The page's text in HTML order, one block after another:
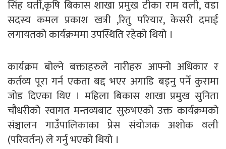
सिंह घर्ती,कृषि बिकास शाखा प्रमुख टीका राम वली, वडा
सदस्य कमल प्रकाश खत्री ,रितु परियार, केसरी दमाई
लगायतको कार्यक्रममा उपस्थिति रहेको थियो ।
कार्यक्रम बोल्ने बक्ताहरुले नारीहरु आफ्नो अधिकार र
कर्तव्य पूरा गर्न एकता बद्द भएर अगाडि बड्नु पर्ने कुरामा
जोड दिएका थिए । महिला बिकास शाखा प्रमुख सुनिता
चौधरीको स्वागत मन्तव्यबाट सुरुभएको उक्त कार्यक्रमको
संञ्चालन गाउँपालिकाका प्रेस संयोजक अशोक वली
(परिवर्तन) ले गर्नु भएको थियो ।